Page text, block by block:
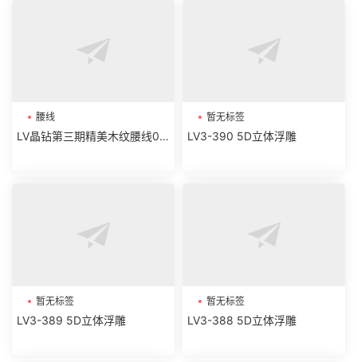
腰线
LV晶钻第三期精美木纹腰线01-
暂无标签
LV3-390 5D立体浮雕
暂无标签
LV3-389 5D立体浮雕
暂无标签
LV3-388 5D立体浮雕